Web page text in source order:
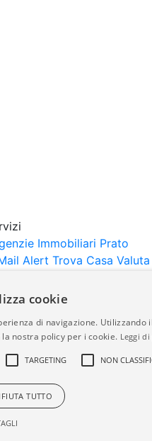
Immobiliari Prato
Alert Trova Casa Valuta
immobiliari e
della normativa in
cookie
di navigazione. Utilizzando
nostra policy per i cookie. Leggi
TARGETING NON
TUTTO